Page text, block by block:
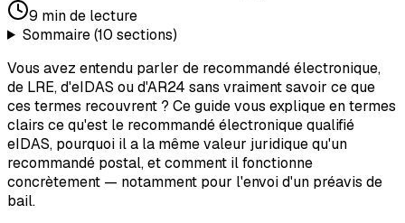
9 min de lecture
Sommaire (10 sections)
Vous avez entendu parler de recommandé électronique,
de LRE, d'eIDAS ou d'AR24 sans vraiment savoir ce que
ces termes recouvrent ? Ce guide vous explique en termes
clairs ce qu'est le recommandé électronique qualifié
eIDAS, pourquoi il a la même valeur juridique qu'un
recommandé postal, et comment il fonctionne
concrètement — notamment pour l'envoi d'un préavis de
bail.